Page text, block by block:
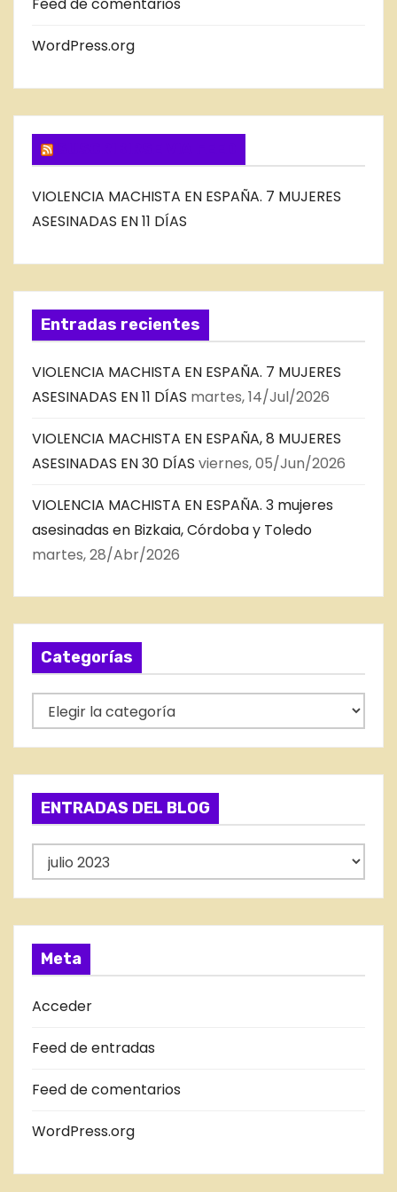
B
O
G
WordPress.org
VIOLENCIA MACHISTA EN ESPAÑA. 7 MUJERES
ASESINADAS EN 11 DÍAS
Entradas recientes
VIOLENCIA MACHISTA EN ESPAÑA. 7 MUJERES
ASESINADAS EN 11 DÍAS martes, 14/Jul/2026
VIOLENCIA MACHISTA EN ESPAÑA, 8 MUJERES
ASESINADAS EN 30 DÍAS viernes, 05/Jun/2026
VIOLENCIA MACHISTA EN ESPAÑA. 3 mujeres
asesinadas en Bizkaia, Córdoba y Toledo
martes, 28/Abr/2026
Categorías
a
t
e
o
í
a
s
ENTRADAS DEL BLOG
N
T
R
D
A
D
B
O
Meta
Acceder
Feed de entradas
Feed de comentarios
WordPress.org